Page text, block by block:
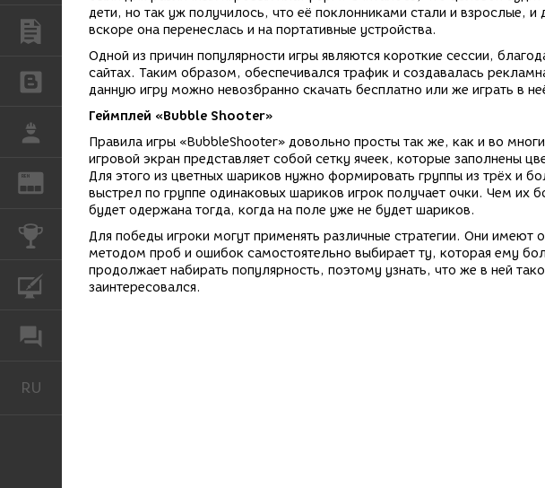
ПУБЛИКАЦИИ
БЛОГИ
REN ЖУРНАЛ
КОНКУРСЫ
КУРСЫ
RU
дети, но так уж получилось, что её поклонниками стали и взрослые,
вскоре она перенеслась и на портативные устройства.
Одной из причин популярности игры являются короткие сессии,
сайтах. Таким образом, обеспечивался трафик и создавалась
данную игру можно невозбранно скачать бесплатно или же играть в
Геймплей «Bubble Shooter»
Правила игры «BubbleShooter» довольно просты так же, как и во
игровой экран представляет собой сетку ячеек, которые заполнены
Для этого из цветных шариков нужно формировать группы из трёх и
выстрел по группе одинаковых шариков игрок получает очки. Чем их
будет одержана тогда, когда на поле уже не будет шариков.
Для победы игроки могут применять различные стратегии. Они
методом проб и ошибок самостоятельно выбирает ту, которая ему
продолжает набирать популярность, поэтому узнать, что же в ней
заинтересовался.